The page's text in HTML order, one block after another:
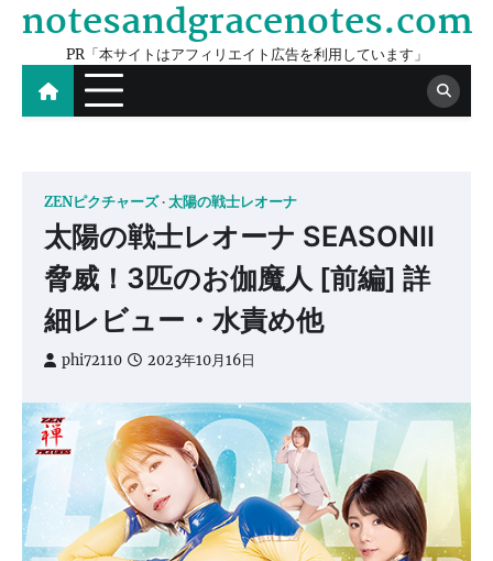
Skip
content
notesandgracenotes.com
PR「本サイトはアフィリエイト広告を利用しています」
ZENピクチャーズ 太陽の戦士レオーナ
太陽の戦士レオーナ SEASONⅡ
脅威！3匹のお伽魔人 [前編] 詳
細レビュー・水責め他
phi72110 2023年10月16日